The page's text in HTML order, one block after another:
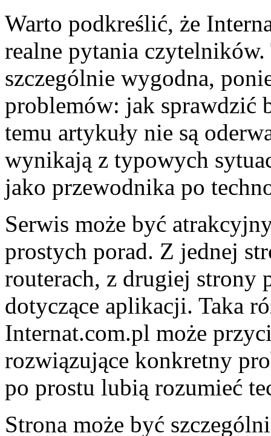
Warto podkreślić, że
realne pytania
szczególnie wygodna,
problemów: jak sprawdzić
temu artykuły nie są
wynikają z typowych
jako przewodnika po
Serwis może być
prostych porad. Z jednej
routerach, z drugiej strony
dotyczące aplikacji. Taka
Internat.com.pl może
rozwiązujące konkretny
po prostu lubią rozumieć
Strona może być